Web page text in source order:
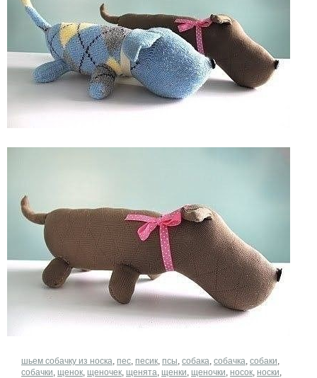
шьем собачку из носка, пес, песик, псы, собака, собачка, собаки,
собачки, щенок, щеночек, щенята, щенки, щеночки, носок, носки,